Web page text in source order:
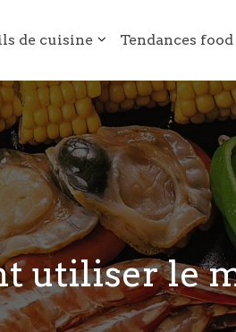
de cuisine Tendances food
utiliser le